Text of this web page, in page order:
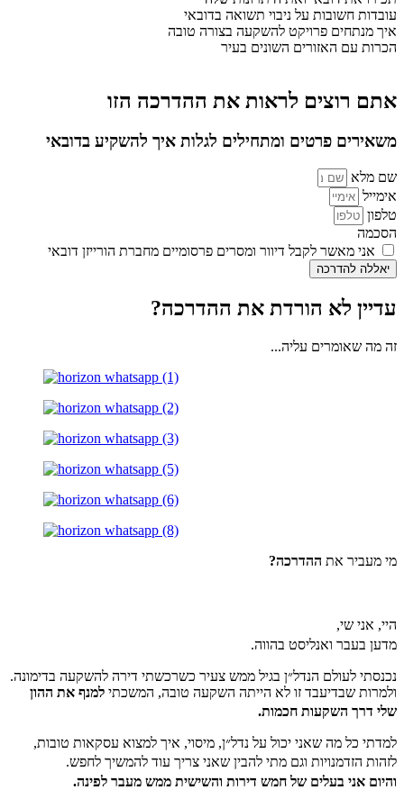
עובדות חשובות על ניבוי תשואה בדובאי
איך מנתחים פרויקט להשקעה בצורה טובה
הכרות עם האזורים השונים בעיר
אתם רוצים לראות את ההדרכה הזו
משאירים פרטים ומתחילים לגלות איך להשקיע בדובאי
שם מלא
אימייל
טלפון
הסכמה
אני מאשר לקבל דיוור ומסרים פרסומיים מחברת הורייזן דובאי
יאללה להדרכה
עדיין לא הורדת את ההדרכה?
זה מה שאומרים עליה...
מי מעביר את ההדרכה?
היי, אני שי,
מדען בעבר ואנליסט בהווה.
נכנסתי לעולם הנדל״ן בגיל ממש צעיר כשרכשתי דירה להשקעה בדימונה.
ולמרות שבדיעבד זו לא הייתה השקעה טובה, המשכתי למנף את ההון
שלי דרך השקעות חכמות.
למדתי כל מה שאני יכול על נדל״ן, מיסוי, איך למצוא עסקאות טובות,
לזהות הזדמנויות וגם מתי להבין שאני צריך עוד להמשיך לחפש.
והיום אני בעלים של חמש דירות והשישית ממש מעבר לפינה.